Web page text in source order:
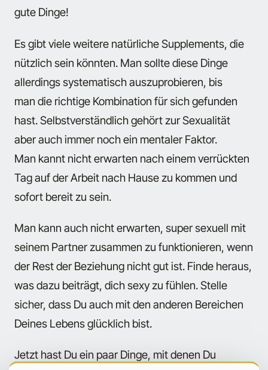
gute Dinge!
Es gibt viele weitere natürliche Supplements, die
nützlich sein könnten. Man sollte diese Dinge
allerdings systematisch auszuprobieren, bis
man die richtige Kombination für sich gefunden
hast. Selbstverständlich gehört zur Sexualität
aber auch immer noch ein mentaler Faktor.
Man kannt nicht erwarten nach einem verrückten
Tag auf der Arbeit nach Hause zu kommen und
sofort bereit zu sein.
Man kann auch nicht erwarten, super sexuell mit
seinem Partner zusammen zu funktionieren, wenn
der Rest der Beziehung nicht gut ist. Finde heraus,
was dazu beiträgt, dich sexy zu fühlen. Stelle
sicher, dass Du auch mit den anderen Bereichen
Deines Lebens glücklich bist.
Jetzt hast Du ein paar Dinge, mit denen Du